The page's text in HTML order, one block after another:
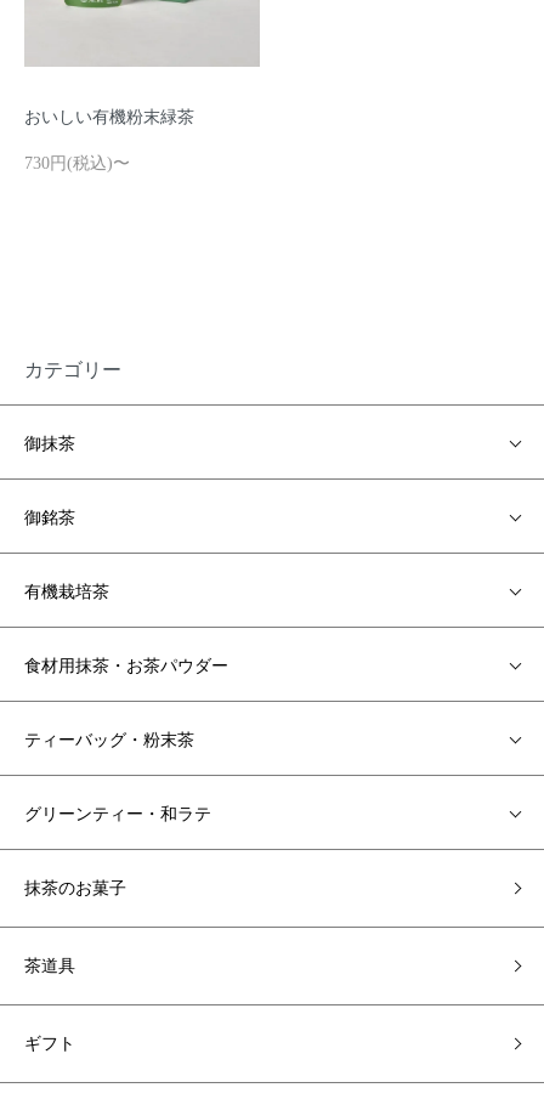
おいしい有機粉末緑茶
730円(税込)〜
カテゴリー
御抹茶
御銘茶
有機栽培茶
食材用抹茶・お茶パウダー
ティーバッグ・粉末茶
グリーンティー・和ラテ
抹茶のお菓子
茶道具
ギフト